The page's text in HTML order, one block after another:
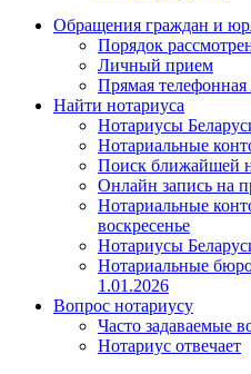
Обращения граждан и
Порядок
Личный прием
Прямая
Найти нотариуса
Нотариусы
Нотариальные
Поиск ближайшей
Онлайн запись на
Нотариальные
воскресенье
Нотариусы
Нотариальные
1.01.2026
Вопрос нотариусу
Часто задаваемые
Нотариус отвечает